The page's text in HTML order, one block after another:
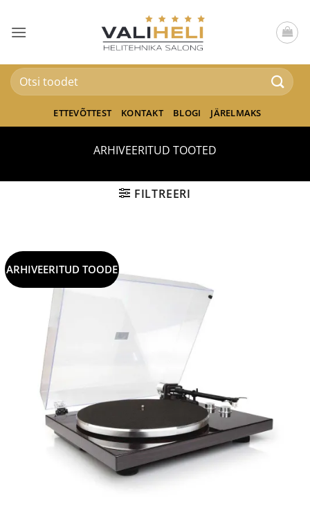
content
Otsi:
ETTEVÕTTEST KONTAKT BLOGI JÄRELMAKS
ARHIVEERITUD TOOTED
FILTREERI
ARHIVEERITUD TOODE